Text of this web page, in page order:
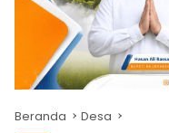
Beranda Desa